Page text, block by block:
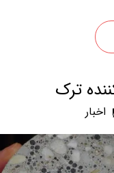
ترک
اخبار